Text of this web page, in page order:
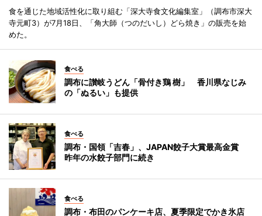
食を通じた地域活性化に取り組む「深大寺食文化編集室」（調布市深大
寺元町3）が7月18日、「角大師（つのだいし）どら焼き」の販売を始
めた。
食べる
調布に讃岐うどん「骨付き鶏 樹」 香川県なじみ
の「ぬるい」も提供
食べる
調布・国領「吉春」、JAPAN餃子大賞最高金賞
昨年の水餃子部門に続き
食べる
調布・布田のパンケーキ店、夏季限定でかき氷店